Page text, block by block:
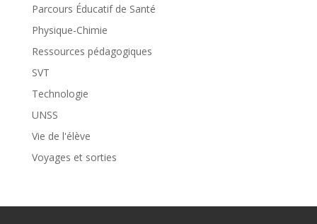
Parcours Éducatif de Santé
Physique-Chimie
Ressources pédagogiques
SVT
Technologie
UNSS
Vie de l'élève
Voyages et sorties